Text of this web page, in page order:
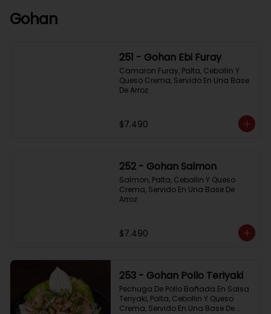
Gohan
251 - Gohan Ebi Furay
Camaron Furay, Palta, Cebollin Y
Queso Crema, Servido En Una Base
De Arroz
$7.490
252 - Gohan Salmon
Salmon, Palta, Cebollin Y Queso
Crema, Servido En Una Base De
Arroz
$7.490
253 - Gohan Pollo Teriyaki
Pechuga De Pollo Bañada En Salsa
Teriyaki, Palta, Cebollin Y Queso
Crema, Servido En Una Base De